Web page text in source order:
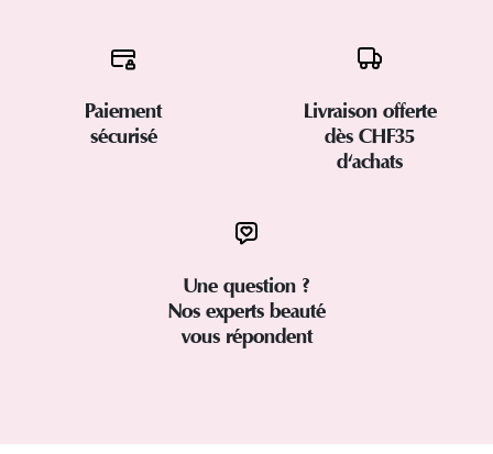
Paiement
sécurisé
Livraison offerte
dès CHF35
d'achats
Une question ?
Nos experts beauté
vous répondent